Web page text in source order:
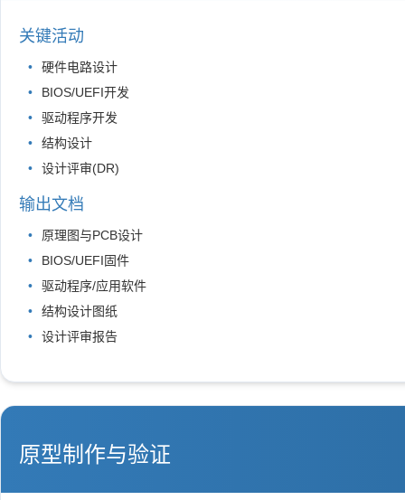
关键活动
硬件电路设计
BIOS/UEFI开发
驱动程序开发
结构设计
设计评审(DR)
输出文档
原理图与PCB设计
BIOS/UEFI固件
驱动程序/应用软件
结构设计图纸
设计评审报告
原型制作与验证